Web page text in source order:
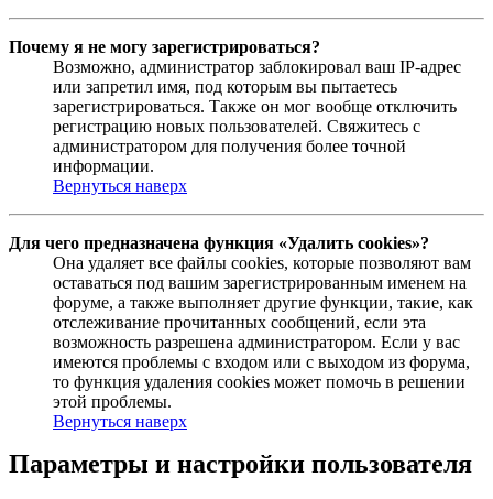
Почему я не могу зарегистрироваться?
Возможно, администратор заблокировал ваш IP-адрес
или запретил имя, под которым вы пытаетесь
зарегистрироваться. Также он мог вообще отключить
регистрацию новых пользователей. Свяжитесь с
администратором для получения более точной
информации.
Вернуться наверх
Для чего предназначена функция «Удалить cookies»?
Она удаляет все файлы cookies, которые позволяют вам
оставаться под вашим зарегистрированным именем на
форуме, а также выполняет другие функции, такие, как
отслеживание прочитанных сообщений, если эта
возможность разрешена администратором. Если у вас
имеются проблемы с входом или с выходом из форума,
то функция удаления cookies может помочь в решении
этой проблемы.
Вернуться наверх
Параметры и настройки пользователя